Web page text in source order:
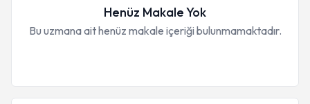
Henüz Makale Yok
Bu uzmana ait henüz makale içeriği bulunmamaktadır.